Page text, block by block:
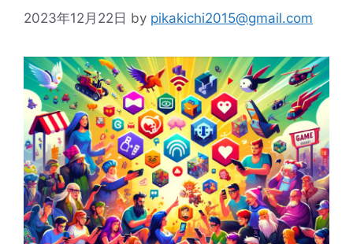
2023年12月22日 by pikakichi2015@gmail.com